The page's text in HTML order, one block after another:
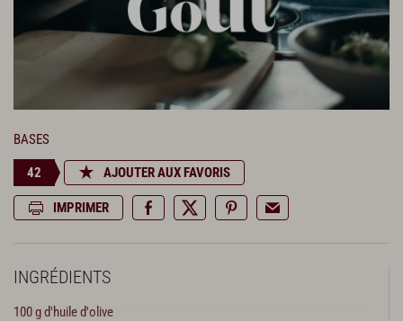
BASES
42 AJOUTER AUX FAVORIS
IMPRIMER
INGRÉDIENTS
100 g d'huile d'olive